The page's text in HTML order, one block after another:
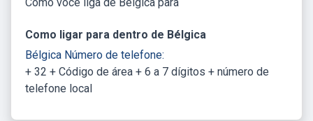
Como ligar para dentro de Bélgica
Bélgica Número de telefone:
+ 32 + Código de área + 6 a 7 dígitos + número de
telefone local